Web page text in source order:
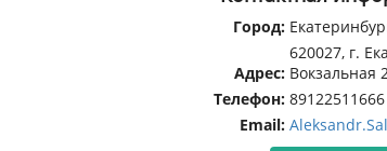
Город:
Адрес:
620027, г.
Вокзальная
Телефон: 89122511666
Email: